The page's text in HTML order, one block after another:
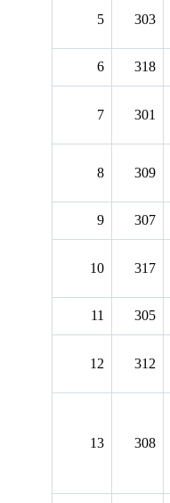
5 303
6 318
7 301
8 309
9 307
10 317
11 305
12 312
13 308